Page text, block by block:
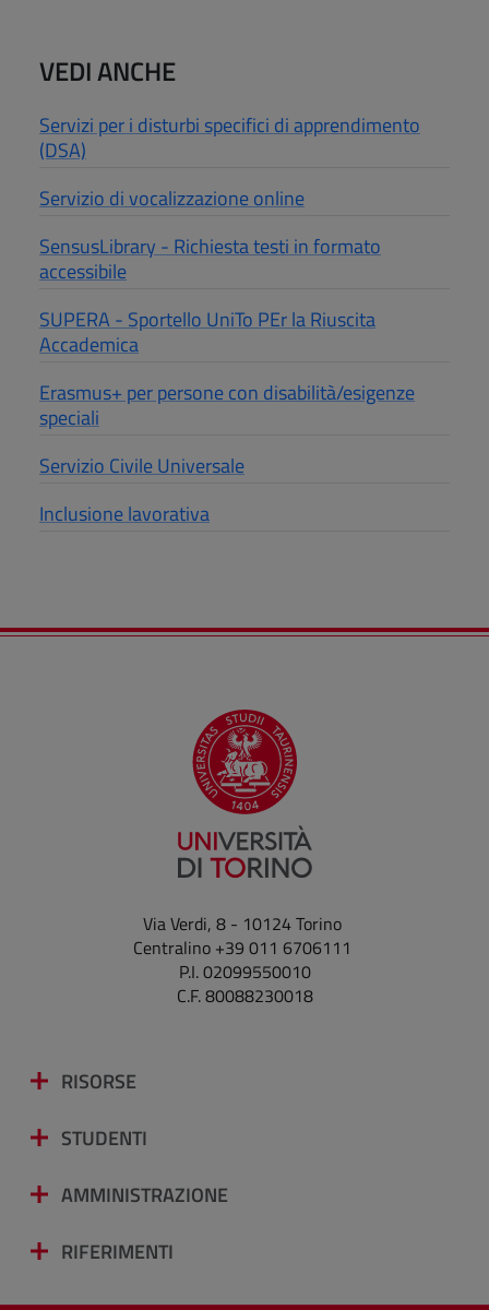
VEDI ANCHE
Servizi per i disturbi specifici di apprendimento
(DSA)
Servizio di vocalizzazione online
SensusLibrary - Richiesta testi in formato
accessibile
SUPERA - Sportello UniTo PEr la Riuscita
Accademica
Erasmus+ per persone con disabilità/esigenze
speciali
Servizio Civile Universale
Inclusione lavorativa
Via Verdi, 8 - 10124 Torino
Centralino +39 011 6706111
P.I. 02099550010
C.F. 80088230018
RISORSE
STUDENTI
AMMINISTRAZIONE
RIFERIMENTI